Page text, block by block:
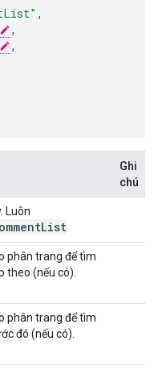
,
,
,
Ghi
chú
Luôn
List
phân trang để tìm
theo (nếu có).
phân trang để tìm
đó (nếu có).